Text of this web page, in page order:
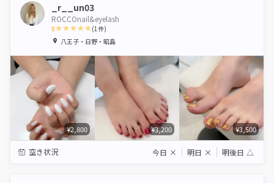
_r__un03
ROCCOnail&eyelash
5
1 2 3 4
5
(1件)
八王子・日野・昭島
¥2,800 ¥3,200 ¥3,500
空き状況 今日 × 明日 × 明後日 △